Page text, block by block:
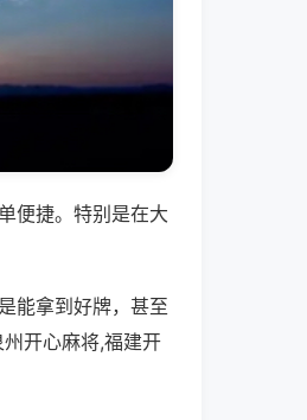
便捷。特别是在大
能拿到好牌，甚至
开心麻将,福建开